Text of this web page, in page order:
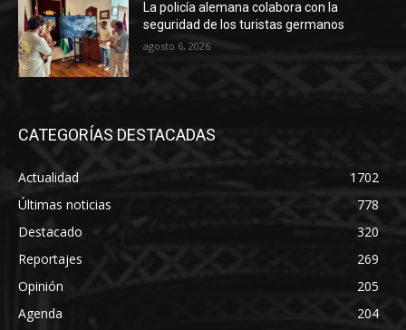
La policía alemana colabora con la
seguridad de los turistas germanos
agosto 6, 2026
CATEGORÍAS DESTACADAS
Actualidad
1702
Últimas noticias
778
Destacado
320
Reportajes
269
Opinión
205
Agenda
204